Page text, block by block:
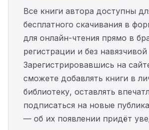
Все книги автора доступны
бесплатного скачивания в
для онлайн-чтения прямо в
регистрации и без
Зарегистрировавшись на
сможете добавлять книги в
библиотеку, оставлять
подписаться на новые
— об их появлении придёт